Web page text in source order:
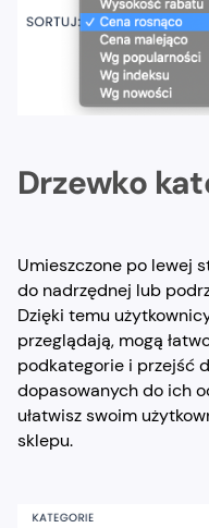
Drzewko
Umieszczone po lewej
do nadrzędnej lub
Dzięki temu
przeglądają, mogą
podkategorie i przejść
dopasowanych do ich
ułatwisz swoim
sklepu.